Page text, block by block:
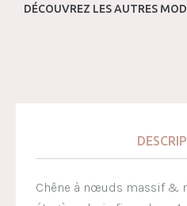
DÉCOUVREZ LES AUTRES
Chêne à nœuds massif &